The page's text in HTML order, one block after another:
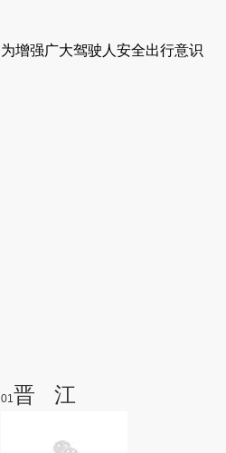
为增强广大驾驶人安全出行意识
01晋 江